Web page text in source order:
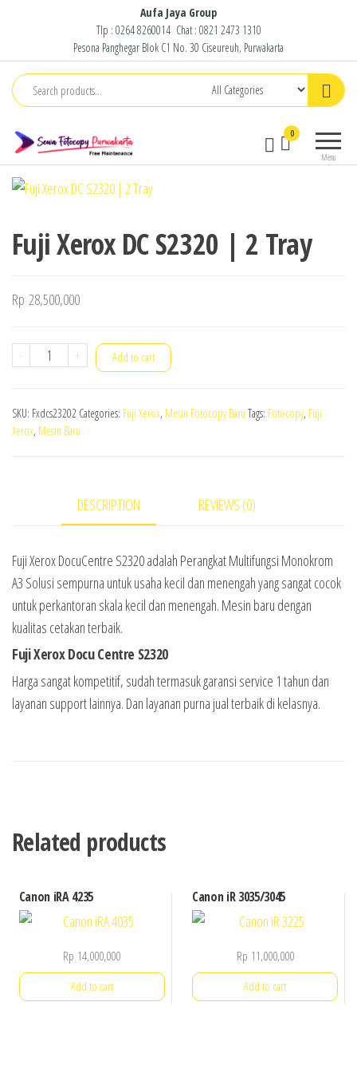
content
Aufa Jaya Group
Tlp : 0264 8260014Chat : 0821 2473 1310
Pesona Panghegar Blok C1 No. 30 Ciseureuh, Purwakarta
Fotocopy
Purwakarta
Menu
0
Fuji Xerox DC S2320 | 2 Tray
Rp 28,500,000
-
Fuji
S2320
|
+ Add to cart
SKU: Fxdcs23202 Categories: Fuji Xerox, Mesin Fotocopy Baru Tags: Fotocopy, Fuji
Xerox, Mesin Baru
DESCRIPTION REVIEWS (0)
Fuji Xerox DocuCentre S2320 adalah Perangkat Multifungsi Monokrom
A3 Solusi sempurna untuk usaha kecil dan menengah yang sangat cocok
untuk perkantoran skala kecil dan menengah. Mesin baru dengan
kualitas cetakan terbaik.
Fuji Xerox Docu Centre S2320
Harga sangat kompetitif, sudah termasuk garansi service 1 tahun dan
layanan support lainnya. Dan layanan purna jual terbaik di kelasnya.
Related products
Canon iRA 4235
Rp 14,000,000
Add to cart
Canon iR 3035/3045
Rp 11,000,000
Add to cart